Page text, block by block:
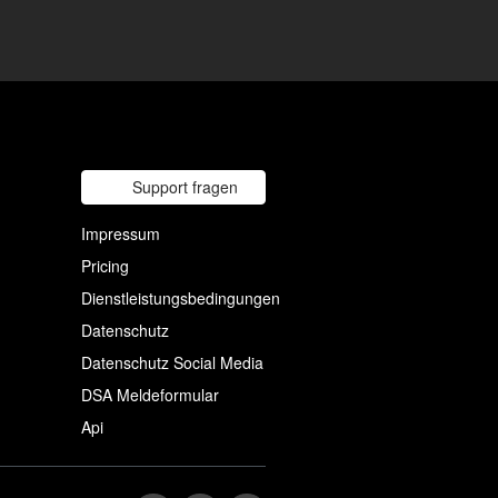
Support fragen
Impressum
Pricing
Dienstleistungsbedingungen
Datenschutz
Datenschutz Social Media
DSA Meldeformular
Api